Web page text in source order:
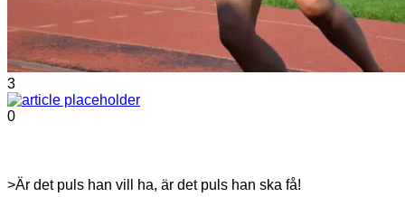
3
0
>Är det puls han vill ha, är det puls han ska få!